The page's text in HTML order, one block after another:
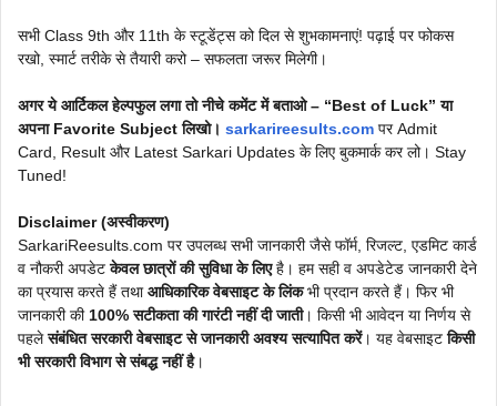
सभी Class 9th और 11th के स्टूडेंट्स को दिल से शुभकामनाएं! पढ़ाई पर फोकस
रखो, स्मार्ट तरीके से तैयारी करो – सफलता जरूर मिलेगी।
अगर ये आर्टिकल हेल्पफुल लगा तो नीचे कमेंट में बताओ – “Best of Luck” या
अपना Favorite Subject लिखो। sarkarireesults.com पर Admit
Card, Result और Latest Sarkari Updates के लिए बुकमार्क कर लो। Stay
Tuned!
Disclaimer (अस्वीकरण)
SarkariReesults.com पर उपलब्ध सभी जानकारी जैसे फॉर्म, रिजल्ट, एडमिट कार्ड
व नौकरी अपडेटकेवल छात्रों की सुविधा के लिएहै। हम सही व अपडेटेड जानकारी देने
का प्रयास करते हैं तथाआधिकारिक वेबसाइट के लिंकभी प्रदान करते हैं। फिर भी
जानकारी की100% सटीकता की गारंटी नहीं दी जाती। किसी भी आवेदन या निर्णय से
पहलेसंबंधित सरकारी वेबसाइट से जानकारी अवश्य सत्यापित करें। यह वेबसाइटकिसी
भी सरकारी विभाग से संबद्ध नहीं है।